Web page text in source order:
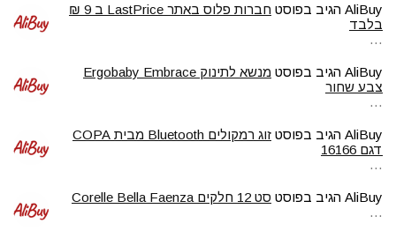
AliBuy הגיב בפוסט
חברות פלוס באתר LastPrice ב 9 ₪
בלבד
…
AliBuy הגיב בפוסט
מנשא לתינוק Ergobaby Embrace
צבע שחור
…
AliBuy הגיב בפוסט
זוג רמקולים Bluetooth מבית COPA
דגם 16166
…
AliBuy הגיב בפוסט סט 12 חלקים Corelle Bella Faenza
…